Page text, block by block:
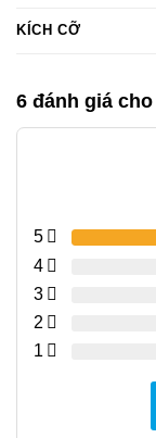
KÍCH CỠ
6 đánh giá cho
5
4
3
2
1